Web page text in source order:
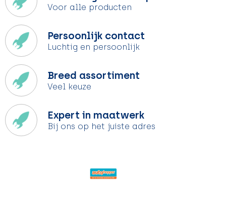
Voor alle producten
Persoonlijk contact
Luchtig en persoonlijk
Breed assortiment
Veel keuze
Expert in maatwerk
Bij ons op het juiste adres